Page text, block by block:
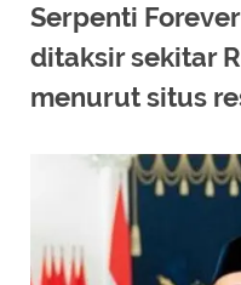
Serpenti
ditaksir sekitar
menurut situs